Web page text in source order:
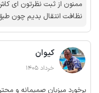
ممنون
نظافت انتقال بدیم چون
کیوان
خرداد 1405